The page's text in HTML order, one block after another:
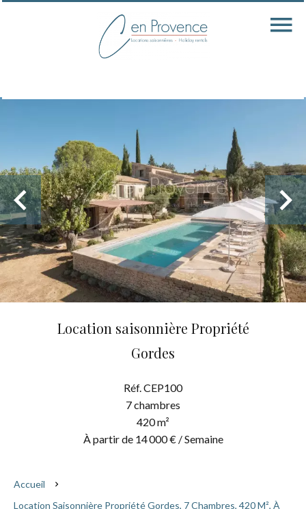
Location saisonnière Propriété
Gordes
Réf. CEP100
7 chambres
420 m²
À partir de 14 000 € / Semaine
Accueil
Location Saisonnière Propriété Gordes, 7 Chambres, 420 M², À